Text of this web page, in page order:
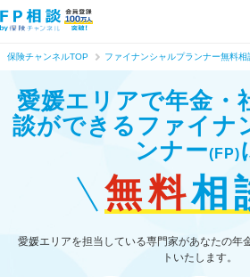
保険チャンネルTOP ファイナンシャルプランナー無料相
愛媛エリアで年金・
談ができる ファイナ
ンナー(FP)
無料相
愛媛エリアを担当している専門家があなたの年
トいたします。